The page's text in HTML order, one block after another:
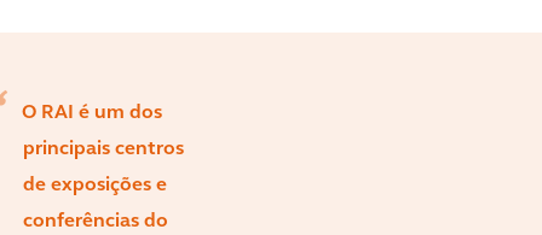
O RAI é um dos
principais centros
de exposições e
conferências do